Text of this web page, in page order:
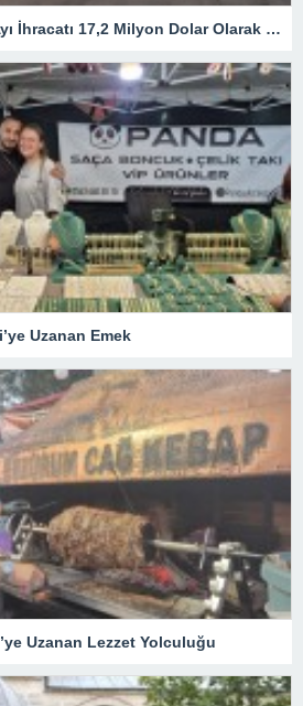
Kırklareli’nin Haziran Ayı İhracatı 17,2 Milyon Dolar Olarak Gerçekleşti
Uzanan Emek
Uzanan Lezzet Yolculuğu